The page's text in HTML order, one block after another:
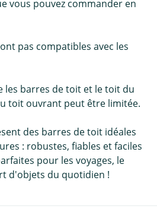
vous pouvez commander en
pas compatibles avec les
les barres de toit et le toit du
toit ouvrant peut être limitée.
des barres de toit idéales
: robustes, fiables et faciles
pour les voyages, le
d'objets du quotidien !